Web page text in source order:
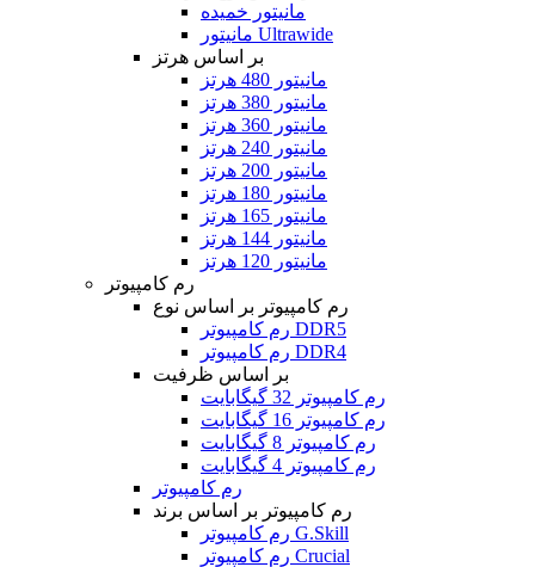
مانیتور خمیده
مانیتور Ultrawide
بر اساس هرتز
مانیتور 480 هرتز
مانیتور 380 هرتز
مانیتور 360 هرتز
مانیتور 240 هرتز
مانیتور 200 هرتز
مانیتور 180 هرتز
مانیتور 165 هرتز
مانیتور 144 هرتز
مانیتور 120 هرتز
رم کامپیوتر
رم کامپیوتر بر اساس نوع
رم کامپیوتر DDR5
رم کامپیوتر DDR4
بر اساس ظرفیت
رم کامپیوتر 32 گیگابایت
رم کامپیوتر 16 گیگابایت
رم کامپیوتر 8 گیگابایت
رم کامپیوتر 4 گیگابایت
رم کامپیوتر
رم کامپیوتر بر اساس برند
رم کامپیوتر G.Skill
رم کامپیوتر Crucial